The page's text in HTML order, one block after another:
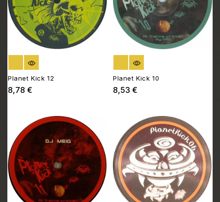
RUPTURE DE STOCK
Planet Kick 12
8,78 €
RUPTURE DE STOCK
Planet Kick 10
8,53 €